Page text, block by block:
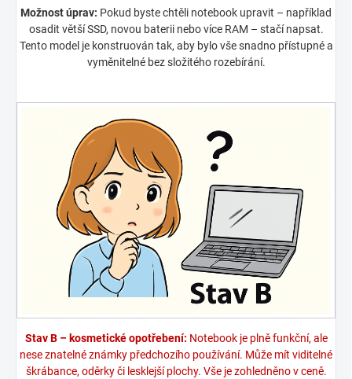
Možnost úprav: Pokud byste chtěli notebook upravit – například
osadit větší SSD, novou baterii nebo více RAM – stačí napsat.
Tento model je konstruován tak, aby bylo vše snadno přístupné a
vyměnitelné bez složitého rozebírání.
Stav B – kosmetické opotřebení: Notebook je plně funkční, ale
nese znatelné známky předchozího používání. Může mít viditelné
škrábance, oděrky či lesklejší plochy. Vše je zohledněno v ceně.